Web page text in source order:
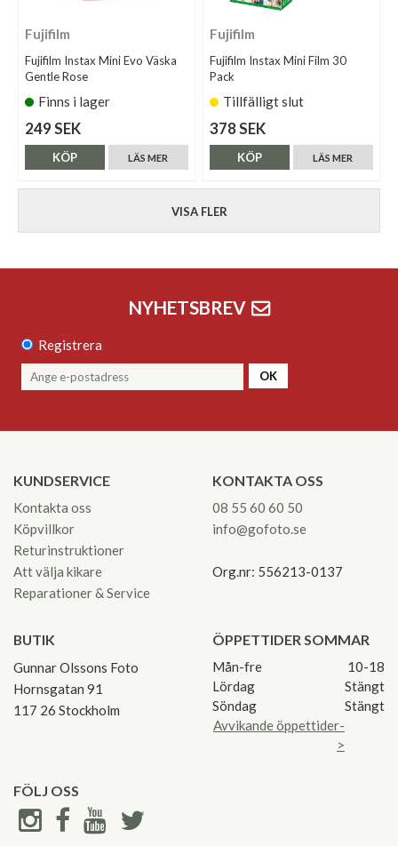
Fujifilm
Fujifilm Instax Mini Evo Väska
Gentle Rose
Finns i lager
249 SEK
LÄS MER
KÖP
Fujifilm
Fujifilm Instax Mini Film 30
Pack
Tillfälligt slut
378 SEK
LÄS MER
KÖP
VISA FLER
NYHETSBREV
Registrera
OK
KUNDSERVICE
Kontakta oss
Köpvillkor
Returinstruktioner
Att välja kikare
Reparationer & Service
KONTAKTA OSS
08 55 60 60 50
info@gofoto.se
Org.nr: 556213-0137
BUTIK
Gunnar Olssons Foto
Hornsgatan 91
117 26 Stockholm
ÖPPETTIDER SOMMAR
Mån-fre
10-18
Lördag
Stängt
Söndag
Stängt
Avvikande öppettider-
>
FÖLJ OSS